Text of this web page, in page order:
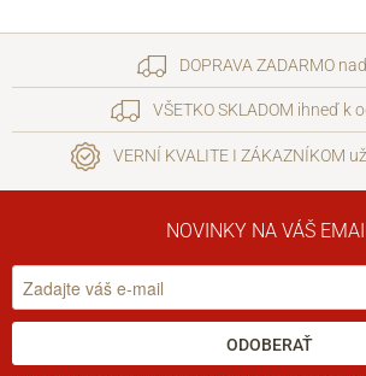
DOPRAVA ZADARMO
VŠETKO SKLADOM ihneď k
VERNÍ KVALITE I ZÁKAZNÍKOM
NOVINKY NA VÁŠ
ODOBERAŤ